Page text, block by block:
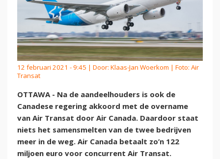
12 februari 2021 - 9:45 | Door: Klaas-Jan Woerkom | Foto: Air
Transat
OTTAWA - Na de aandeelhouders is ook de
Canadese regering akkoord met de overname
van Air Transat door Air Canada. Daardoor staat
niets het samensmelten van de twee bedrijven
meer in de weg. Air Canada betaalt zo’n 122
miljoen euro voor concurrent Air Transat.